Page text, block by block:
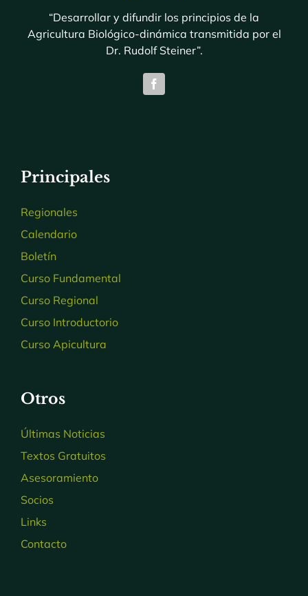
“Desarrollar y difundir los principios de la
Agricultura Biológico-dinámica transmitida por el
Dr. Rudolf Steiner”.
Principales
Regionales
Calendario
Boletín
Curso Fundamental
Curso Regional
Curso Introductorio
Curso Apicultura
Otros
Últimas Noticias
Textos Gratuitos
Asesoramiento
Socios
Links
Contacto